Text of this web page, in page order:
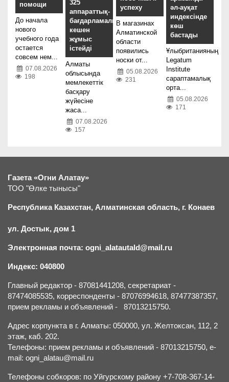
помощи
До начала
нового
учебного года
остается
совсем нем...
07.08.2026
198
325
аппараттық-
бағдарламалық
кешен
жұмыс
істейді
Алматы
облысында
мемлекеттік
басқару
жүйесіне
жаса...
07.08.2026
157
успеху
В магазинах
Алматинской
области
появились
носки от...
05.08.2026
231
әл-ауқат
индексінде
көш
бастады
Ұлыбританияның
Legatum
Institute
сараптамалық
орта...
05.08.2026
171
Газета «Огни Алатау»
ТОО "Өлке тынысы"
Республика Казахстан, Алматинская область, г. Конаев
ул. Достык, дом 1
Электронная почта: ogni_alatautald@mail.ru
Индекс: 040800
Главный редактор - 87081441208, секретариат -
87474085535, корреспонденты - 87076994618, 87477387357,
прием рекламы и объявлений - 87013215750.
Адрес корпункта в г. Алматы: 050000, ул. Желтоксан, 112, 2
этаж, каб. 202.
Телефоны: прием рекламы и объявлений - 87013215750, e-
mail: ogni_alatau@mail.ru
Телефоны собкоров: по Уйгурскому району +7-708-367-14-